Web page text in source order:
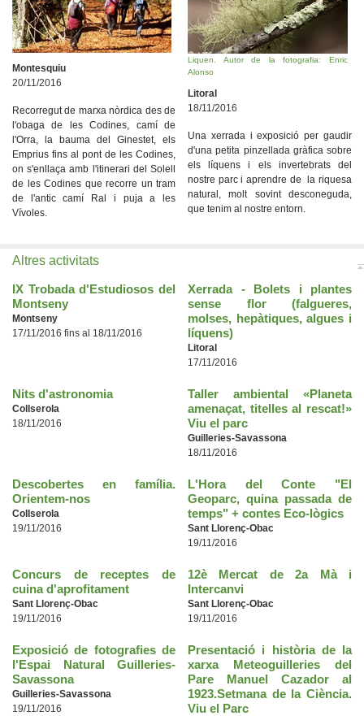
Montesquiu
20/11/2016
Recorregut de marxa nòrdica des de
l'obaga de les Codines, camí de
l'Orra, la bauma del Ginestet, els
Emprius fins al pont de les Codines,
on s'enllaça amb l'itinerari del Solell
de les Codines que recorre un tram
de l'antic camí Ral i puja a les
Vívoles.
Liquen. Autor de la fotografia: Enric
Alonso
Litoral
18/11/2016
Una xerrada i exposició per gaudir
d'una petita pinzellada gràfica sobre
els líquens i els invertebrats del
nostre parc i aprendre de la riquesa
natural, molt sovint desconeguda,
que tenim al nostre entorn.
Altres activitats
IX Trobada d'Estudiosos del
Montseny
Montseny
17/11/2016 fins al 18/11/2016
Xerrada - Bolets i plantes
sense flor (falgueres,
molses, hepàtiques, algues i
líquens)
Litoral
17/11/2016
Nits d'astronomia
Collserola
18/11/2016
Taller ambiental «Planeta
amenaçat, titelles al rescat!»
Viu el parc
Guilleries-Savassona
18/11/2016
Descobertes en família.
Orientem-nos
Collserola
19/11/2016
L'Hora del Conte "El
Geoparc, quina passada de
temps" + contes Eco-lògics
Sant Llorenç-Obac
19/11/2016
Concurs de receptes de
cuina d'aprofitament
Sant Llorenç-Obac
19/11/2016
12è Mercat de 2a Mà i
Intercanvi
Sant Llorenç-Obac
19/11/2016
Exposició de fotografies de
l'Espai Natural Guilleries-
Savassona
Guilleries-Savassona
19/11/2016
Presentació i història de la
xarxa Meteoguilleries del
Pare Manuel Cazador al
1923.Setmana de la Ciència.
Viu el Parc